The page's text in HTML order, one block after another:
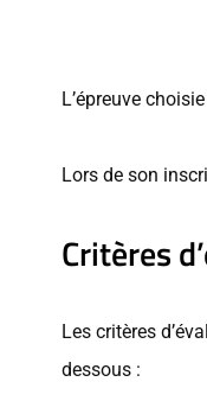
L’épreuve
Lors de son
Critères
Les critères
dessous :